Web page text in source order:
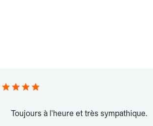
Toujours à l'heure et très sympathique.